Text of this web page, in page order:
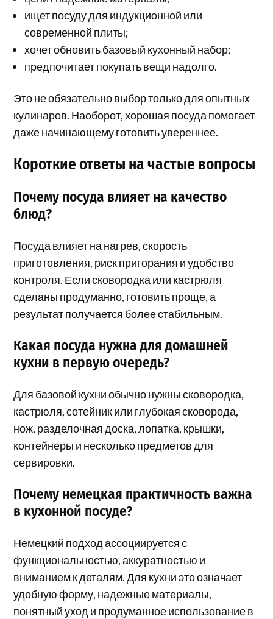
ищет посуду для индукционной или
современной плиты;
хочет обновить базовый кухонный набор;
предпочитает покупать вещи надолго.
Это не обязательно выбор только для опытных
кулинаров. Наоборот, хорошая посуда помогает
даже начинающему готовить увереннее.
Короткие ответы на частые вопросы
Почему посуда влияет на качество
блюд?
Посуда влияет на нагрев, скорость
приготовления, риск пригорания и удобство
контроля. Если сковородка или кастрюля
сделаны продуманно, готовить проще, а
результат получается более стабильным.
Какая посуда нужна для домашней
кухни в первую очередь?
Для базовой кухни обычно нужны сковородка,
кастрюля, сотейник или глубокая сковорода,
нож, разделочная доска, лопатка, крышки,
контейнеры и несколько предметов для
сервировки.
Почему немецкая практичность важна
в кухонной посуде?
Немецкий подход ассоциируется с
функциональностью, аккуратностью и
вниманием к деталям. Для кухни это означает
удобную форму, надежные материалы,
понятный уход и продуманное использование в